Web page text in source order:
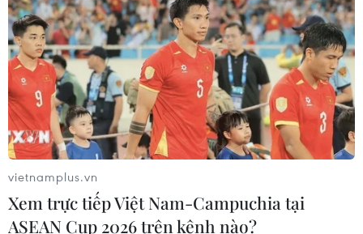
Lào Cai khẩn trương tìm kiếm 2
người mất tích do mưa lũ
07/08/2026 03:04
Khẩn trương phân luồng giao thông
sau vụ sạt lở trên tuyến ĐT161 ở Lào
Cai
07/08/2026 02:37
vietnamplus.vn
Xem trực tiếp Việt Nam-Campuchia tại
ASEAN Cup 2026 trên kênh nào?